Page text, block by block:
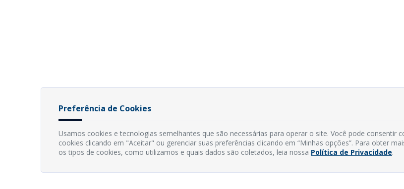
Preferência de Cookies
Usamos cookies e tecnologias semelhantes que são necessárias para operar o site. Você pode consentir
cookies clicando em "Aceitar" ou gerenciar suas preferências clicando em “Minhas opções”. Para obter
os tipos de cookies, como utilizamos e quais dados são coletados, leia nossa Política de Privacidade.